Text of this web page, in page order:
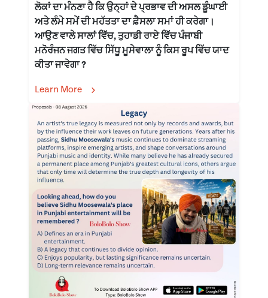
ਲੋਕਾਂ ਦਾ ਮੰਨਣਾ ਹੈ ਕਿ ਉਨ੍ਹਾਂ ਦੇ ਪ੍ਰਭਾਵ ਦੀ ਅਸਲ ਡੂੰਘਾਈ
ਅਤੇ ਲੰਮੇ ਸਮੇਂ ਦੀ ਮਹੱਤਤਾ ਦਾ ਫ਼ੈਸਲਾ ਸਮਾਂ ਹੀ ਕਰੇਗਾ।
ਆਉਣ ਵਾਲੇ ਸਾਲਾਂ ਵਿੱਚ, ਤੁਹਾਡੀ ਰਾਏ ਵਿੱਚ ਪੰਜਾਬੀ
ਮਨੋਰੰਜਨ ਜਗਤ ਵਿੱਚ ਸਿੱਧੂ ਮੂਸੇਵਾਲਾ ਨੂੰ ਕਿਸ ਰੂਪ ਵਿੱਚ ਯਾਦ
ਕੀਤਾ ਜਾਵੇਗਾ ?
Learn More